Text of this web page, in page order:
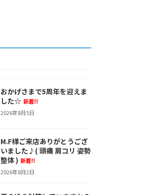
おかげさまで5周年を迎えま
した☆ 新着!!
2026年8月5日
M.F様ご来店ありがとうござ
いました♪( 頭痛 肩コリ 姿勢
整体 ) 新着!!
2026年8月2日